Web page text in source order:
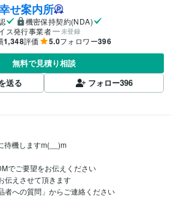
せ案内所
機密保持契約(NDA)
ス発行事業者
未登録
1,348評価 5.0フォロワー396
無料で見積り相談
送る
フォロー396
待機しますm(__)m
でご要望をお伝えください
伝えさせて頂きます
者への質問」からご連絡ください